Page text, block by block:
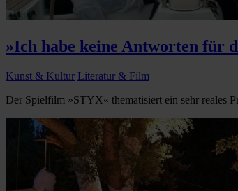
»Ich habe keine Antworten für
Kunst & Kultur Literatur & Film
Der Spielfilm »STYX« thematisiert ein sehr reales